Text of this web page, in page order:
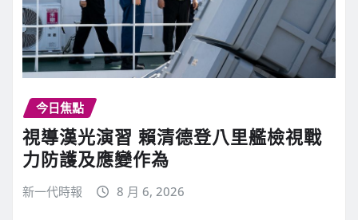
今日焦點
視導漢光演習 賴清德登八里艦檢視戰
力防護及應變作為
新一代時報 8 月 6, 2026